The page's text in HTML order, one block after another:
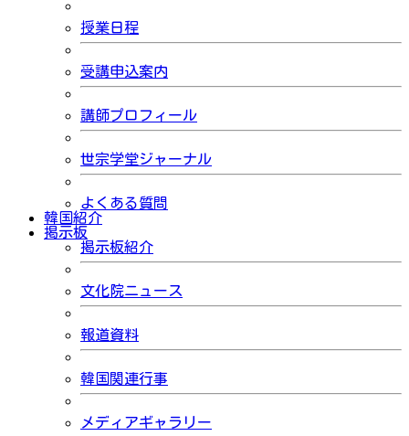
授業日程
受講申込案内
講師プロフィール
世宗学堂ジャーナル
よくある質問
韓国紹介
掲示板
掲示板紹介
文化院ニュース
報道資料
韓国関連行事
メディアギャラリー